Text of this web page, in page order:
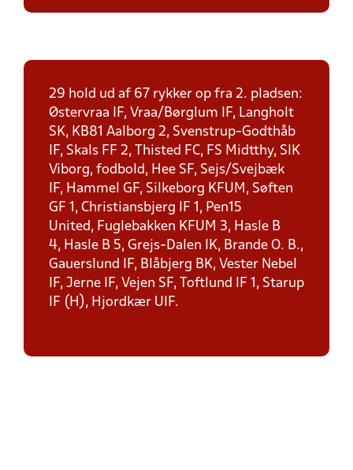
29 hold ud af 67 rykker op fra 2. pladsen:
Østervraa IF, Vraa/Børglum IF, Langholt
SK, KB81 Aalborg 2, Svenstrup-Godthåb
IF, Skals FF 2, Thisted FC, FS Midtthy, SIK
Viborg, fodbold, Hee SF, Sejs/Svejbæk
IF, Hammel GF, Silkeborg KFUM, Søften
GF 1, Christiansbjerg IF 1, Pen15
United, Fuglebakken KFUM 3, Hasle B
4, Hasle B 5, Grejs-Dalen IK, Brande O. B.,
Gauerslund IF, Blåbjerg BK, Vester Nebel
IF, Jerne IF, Vejen SF, Toftlund IF 1, Starup
IF (H), Hjordkær UIF.